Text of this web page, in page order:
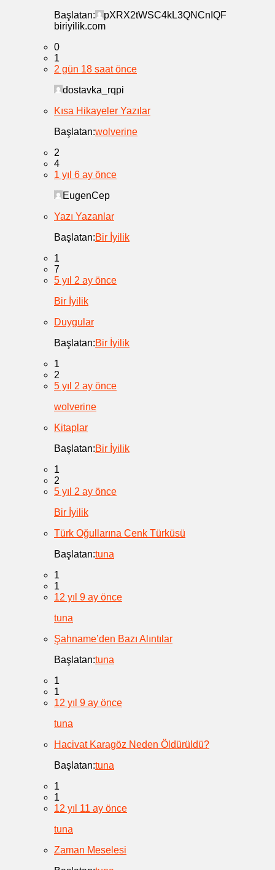
Başlatan:
pXRX2tWSC4kL3QNCnIQF
biriyilik.com
0
1
2 gün 18 saat önce
dostavka_rqpi
Kısa Hikayeler Yazılar
Başlatan:wolverine
2
4
1 yıl 6 ay önce
EugenCep
Yazı Yazanlar
Başlatan:Bir İyilik
1
7
5 yıl 2 ay önce
Bir İyilik
Duygular
Başlatan:Bir İyilik
1
2
5 yıl 2 ay önce
wolverine
Kitaplar
Başlatan:Bir İyilik
1
2
5 yıl 2 ay önce
Bir İyilik
Türk Oğullarına Cenk Türküsü
Başlatan:tuna
1
1
12 yıl 9 ay önce
tuna
Şahname’den Bazı Alıntılar
Başlatan:tuna
1
1
12 yıl 9 ay önce
tuna
Hacivat Karagöz Neden Öldürüldü?
Başlatan:tuna
1
1
12 yıl 11 ay önce
tuna
Zaman Meselesi